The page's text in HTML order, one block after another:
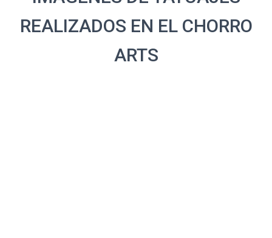
REALIZADOS EN EL CHORRO
ARTS